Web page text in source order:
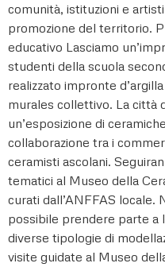
comunità, istituzioni e artisti
promozione del territorio.
educativo Lasciamo
studenti della scuola
realizzato impronte
murales collettivo. La città
un’esposizione di
collaborazione tra i
ceramisti ascolani.
tematici al Museo della
curati dall’ANFFAS locale.
possibile prendere parte a
diverse tipologie di
visite guidate al Museo